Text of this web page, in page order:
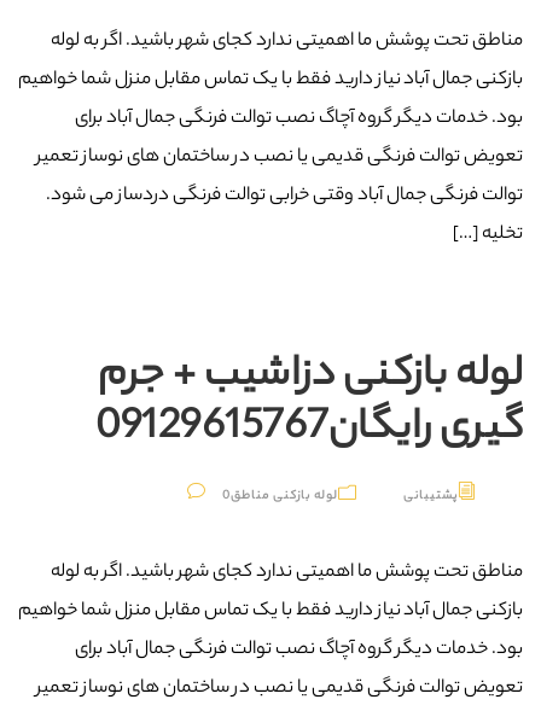
مناطق تحت پوشش ما اهمیتی ندارد کجای شهر باشید. اگر به لوله
بازکنی جمال آباد نیاز دارید فقط با یک تماس مقابل منزل شما خواهیم
بود. خدمات دیگر گروه آچاگ نصب توالت فرنگی جمال آباد برای
تعویض توالت فرنگی قدیمی یا نصب در ساختمان های نوساز تعمیر
توالت فرنگی جمال آباد وقتی خرابی توالت فرنگی دردساز می شود.
تخلیه […]
لوله بازکنی دزاشیب + جرم
گیری رایگان09129615767
پشتیبانی لوله بازکنی مناطق0
مناطق تحت پوشش ما اهمیتی ندارد کجای شهر باشید. اگر به لوله
بازکنی جمال آباد نیاز دارید فقط با یک تماس مقابل منزل شما خواهیم
بود. خدمات دیگر گروه آچاگ نصب توالت فرنگی جمال آباد برای
تعویض توالت فرنگی قدیمی یا نصب در ساختمان های نوساز تعمیر